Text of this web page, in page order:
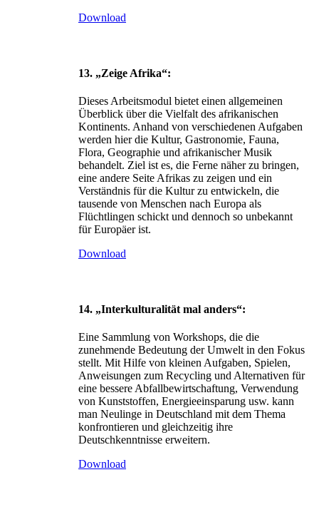
Download
13. „Zeige Afrika“:
Dieses Arbeitsmodul bietet einen allgemeinen
Überblick über die Vielfalt des afrikanischen
Kontinents. Anhand von verschiedenen Aufgaben
werden hier die Kultur, Gastronomie, Fauna,
Flora, Geographie und afrikanischer Musik
behandelt. Ziel ist es, die Ferne näher zu bringen,
eine andere Seite Afrikas zu zeigen und ein
Verständnis für die Kultur zu entwickeln, die
tausende von Menschen nach Europa als
Flüchtlingen schickt und dennoch so unbekannt
für Europäer ist.
Download
14. „Interkulturalität mal anders“:
Eine Sammlung von Workshops, die die
zunehmende Bedeutung der Umwelt in den Fokus
stellt. Mit Hilfe von kleinen Aufgaben, Spielen,
Anweisungen zum Recycling und Alternativen für
eine bessere Abfallbewirtschaftung, Verwendung
von Kunststoffen, Energieeinsparung usw. kann
man Neulinge in Deutschland mit dem Thema
konfrontieren und gleichzeitig ihre
Deutschkenntnisse erweitern.
Download